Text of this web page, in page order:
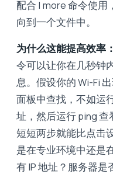
配合 | more 命令使用
向到一个文件中。
为什么这能提高效率：
令可以让你在几秒钟
息。假设你的 Wi-Fi
面板中查找，不如运
址，然后运行 ​​ping
短短两步就能比点击
是在专业环境中还是
有 IP 地址？服务器是